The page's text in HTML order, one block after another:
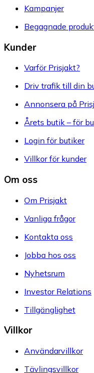
Kampanjer
Begagnade
Kunder
Varför Prisjakt?
Driv trafik till din
Annonsera på
Årets butik – för
Login för butiker
Villkor för kunder
Om oss
Om Prisjakt
Vanliga frågor
Kontakta oss
Jobba hos oss
Nyhetsrum
Investor Relations
Tillgänglighet
Villkor
Användarvillkor
Tävlingsvillkor